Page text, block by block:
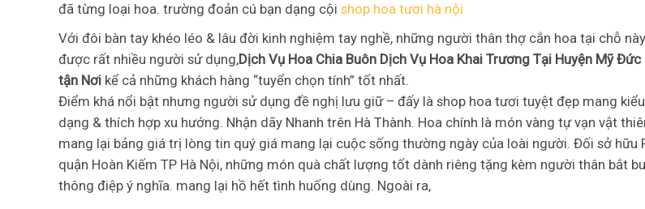
đã từng loại hoa. trường đoản cú bạn dạng cội shop hoa tươi hà nội
Với đôi bàn tay khéo léo & lâu đời kinh nghiệm tay nghề, những người thân thợ cắn hoa tại chỗ
được rất nhiều người sử dụng,Dịch Vụ Hoa Chia Buôn Dịch Vụ Hoa Khai Trương Tại Huyện Mỹ Đức
tận Nơi kể cả những khách hàng “tuyển chọn tính” tốt nhất.
Điểm khá nổi bật nhưng người sử dụng đề nghị lưu giữ – đấy là shop hoa tươi tuyệt đẹp mang
dạng & thích hợp xu hướng. Nhận dãy Nhanh trên Hà Thành. Hoa chính là món vàng tự vạn vật
mang lại bảng giá trị lòng tin quý giá mang lại cuộc sống thường ngày của loài người. Đối sở hữu
quận Hoàn Kiếm TP Hà Nội, những món quà chất lượng tốt dành riêng tặng kèm người thân bắt
thông điệp ý nghĩa. mang lại hồ hết tình huống dùng. Ngoài ra,